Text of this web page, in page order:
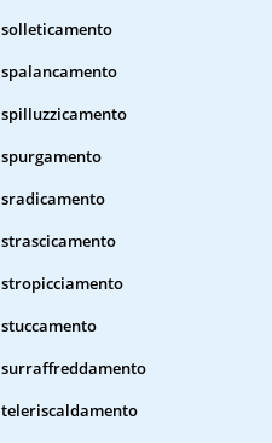
solleticamento
spalancamento
spilluzzicamento
spurgamento
sradicamento
strascicamento
stropicciamento
stuccamento
surraffreddamento
teleriscaldamento